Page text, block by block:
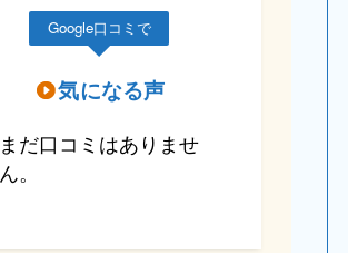
Google口コミで
気になる声
まだ口コミはありませ
ん。